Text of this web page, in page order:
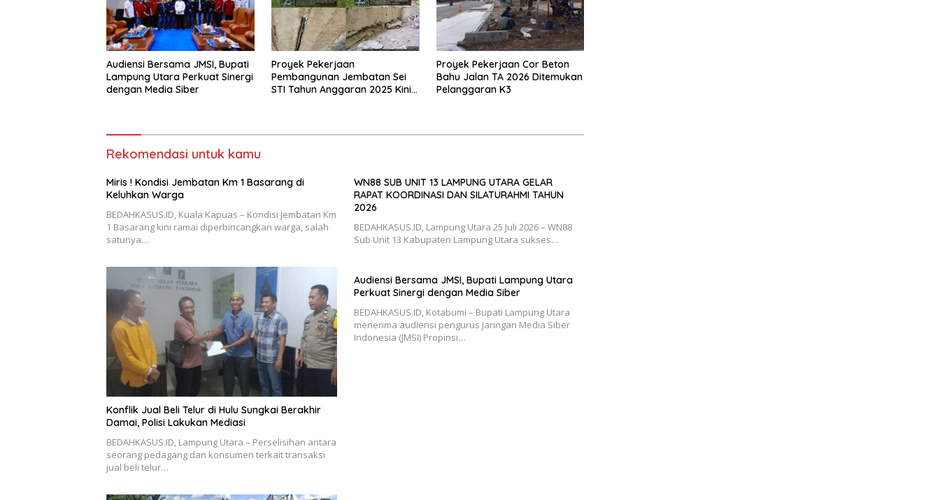
Audiensi Bersama JMSI, Bupati
Lampung Utara Perkuat Sinergi
dengan Media Siber
Proyek Pekerjaan
Pembangunan Jembatan Sei
STI Tahun Anggaran 2025 Kini
Proyek Pekerjaan Cor Beton
Bahu Jalan TA 2026 Ditemukan
Pelanggaran K3
Rekomendasi untuk kamu
Miris ! Kondisi Jembatan Km 1 Basarang di
Keluhkan Warga
BEDAHKASUS.ID, Kuala Kapuas – Kondisi Jembatan Km
1 Basarang kini ramai diperbincangkan warga, salah
satunya…
WN88 SUB UNIT 13 LAMPUNG UTARA GELAR
RAPAT KOORDINASI DAN SILATURAHMI TAHUN
2026
BEDAHKASUS.ID, Lampung Utara 25 Juli 2026 – WN88
Sub Unit 13 Kabupaten Lampung Utara sukses…
Konflik Jual Beli Telur di Hulu Sungkai Berakhir
Damai, Polisi Lakukan Mediasi
BEDAHKASUS.ID, Lampung Utara – Perselisihan antara
seorang pedagang dan konsumen terkait transaksi
jual beli telur…
Audiensi Bersama JMSI, Bupati Lampung Utara
Perkuat Sinergi dengan Media Siber
BEDAHKASUS.ID, Kotabumi – Bupati Lampung Utara
menerima audiensi pengurus Jaringan Media Siber
Indonesia (JMSI) Propinsi…